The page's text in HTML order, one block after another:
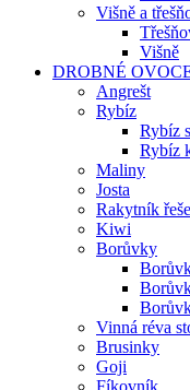
Višně a
Višně
DROBNÉ
Angrešt
Rybíz
Rybíz
Rybíz
Maliny
Josta
Rakytník
Kiwi
Borůvky
Vinná réva
Brusinky
Goji
Fíkovník